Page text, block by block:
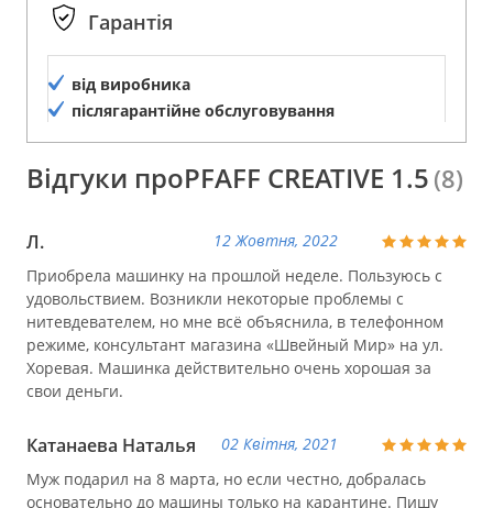
Гарантія
від виробника
післягарантійне обслуговування
Відгуки проPFAFF CREATIVE 1.5 (8)
Л.
12 Жовтня, 2022
Приобрела машинку на прошлой неделе. Пользуюсь с
удовольствием. Возникли некоторые проблемы с
нитевдевателем, но мне всё объяснила, в телефонном
режиме, консультант магазина «Швейный Мир» на ул.
Хоревая. Машинка действительно очень хорошая за
свои деньги.
Катанаева Наталья
02 Квітня, 2021
Муж подарил на 8 марта, но если честно, добралась
основательно до машины только на карантине. Пишу